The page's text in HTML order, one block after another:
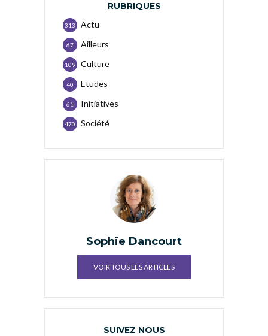
RUBRIQUES
Actu
313
Ailleurs
67
Culture
109
Etudes
40
Initiatives
61
Société
470
Sophie Dancourt
VOIR TOUS LES ARTICLES
SUIVEZ NOUS